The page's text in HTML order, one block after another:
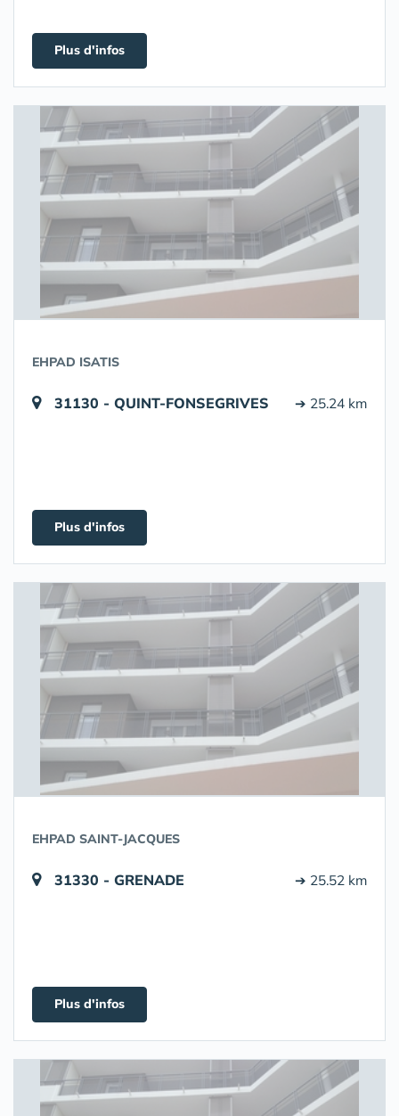
Plus d'infos
EHPAD ISATIS
31130 - QUINT-FONSEGRIVES ➔ 25.24 km
Plus d'infos
EHPAD SAINT-JACQUES
31330 - GRENADE ➔ 25.52 km
Plus d'infos